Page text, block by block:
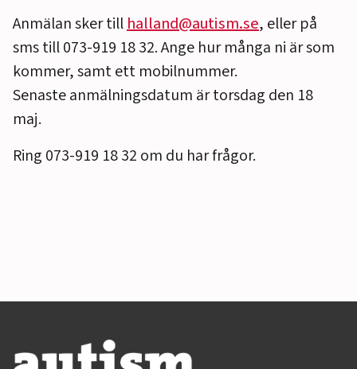
Anmälan sker tillhalland@autism.se, eller på
sms till 073-919 18 32. Ange hur många ni är som
kommer, samt ett mobilnummer.
Senaste anmälningsdatum är torsdag den 18
maj.
Ring 073-919 18 32 om du har frågor.